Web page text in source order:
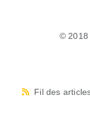
© 2018
Fil des